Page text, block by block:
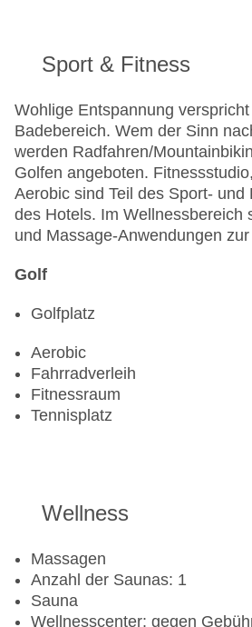
Sport & Fitness
Wohlige Entspannung
Badebereich. Wem der Sinn
werden Radfahren/
Golfen angeboten.
Aerobic sind Teil des Sport- und
des Hotels. Im Wellnessbereich
und Massage-Anwendungen
Golf
Golfplatz
Aerobic
Fahrradverleih
Fitnessraum
Tennisplatz
Wellness
Massagen
Anzahl der Saunas: 1
Sauna
Wellnesscenter: gegen